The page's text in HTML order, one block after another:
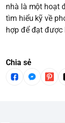
nhà là một hoạt
tìm hiểu kỹ về
hợp để đạt được
Chia sẻ